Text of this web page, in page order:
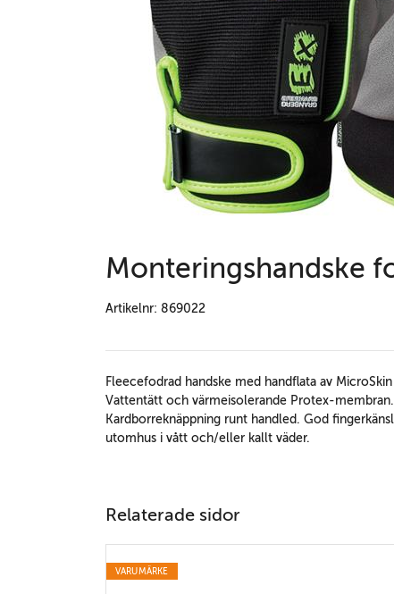
Monteringshandske
Artikelnr: 869022
Fleecefodrad handske med handflata av
Vattentätt och värmeisolerande Protex-
Kardborreknäppning runt handled. God
utomhus i vått och/eller kallt väder.
Relaterade sidor
VARUMÄRKE